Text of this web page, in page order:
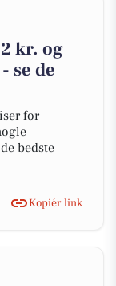
kr. og
se de
for
bedste
Kopiér link